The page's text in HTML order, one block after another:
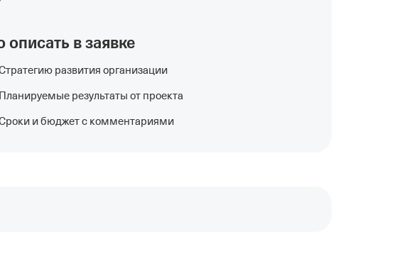
описать в заявке
развития организации
Планируемые результаты от проекта
и бюджет с комментариями